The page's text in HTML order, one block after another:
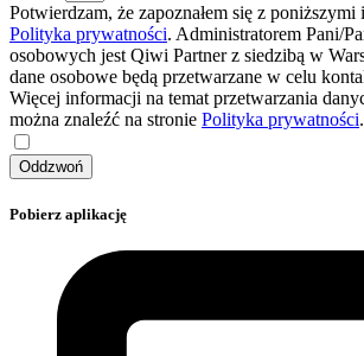
Potwierdzam, że zapoznałem się z poniższymi
Polityka prywatności. Administratorem Pani/
osobowych jest Qiwi Partner z siedzibą w
dane osobowe będą przetwarzane w celu
Więcej informacji na temat przetwarzania
można znaleźć na stronie Polityka prywatności.
Oddzwoń
Pobierz aplikację